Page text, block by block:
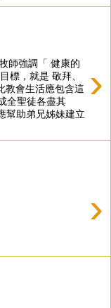
›
師強調「 健康的
標，就是 敬拜、
教會生活應包含這
全聖徒各盡其
助弟兄姊妹建立
›